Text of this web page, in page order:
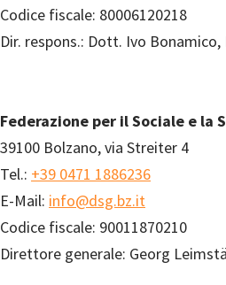
Codice fiscale: 80006120218
Dir. respons.: Dott. Ivo
Federazione per il Sociale e la
39100 Bolzano, via Streiter 4
Tel.: +39 0471 1886236
E-Mail: info@dsg.bz.it
Codice fiscale: 90011870210
Direttore generale: Georg